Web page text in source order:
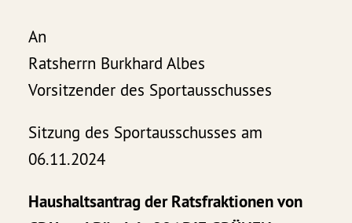
An
Ratsherrn Burkhard Albes
Vorsitzender des Sportausschusses
Sitzung des Sportausschusses am
06.11.2024
Haushaltsantrag der Ratsfraktionen von